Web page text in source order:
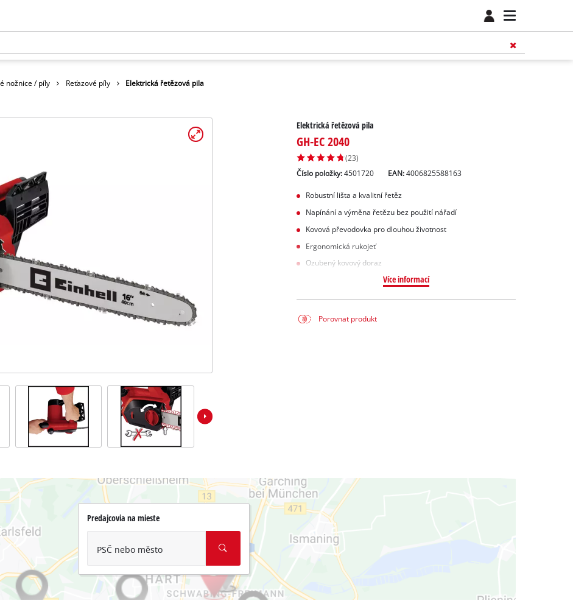
nožnice / píly Reťazové píly Elektrická řetězová pila
Elektrická řetězová pila
GH-EC 2040
(23)
Číslo položky: 4501720 EAN:4006825588163
Robustní lišta a kvalitní řetěz
Napínání a výměna řetězu bez použití nářadí
Kovová převodovka pro dlouhou životnost
Ergonomická rukojeť
Ozubený kovový doraz
Více informací
Porovnat produkt
Predajcovia na mieste
PSČ nebo město